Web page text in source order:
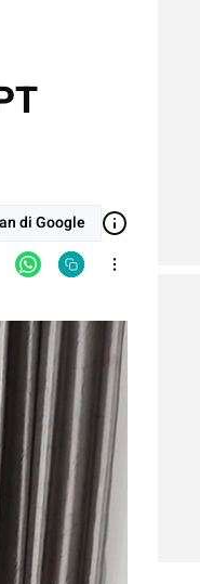
di Google